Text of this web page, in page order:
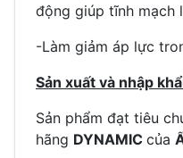
động giúp tĩnh mạch
-Làm giảm áp lực
Sản xuất và nhập
Sản phẩm đạt tiêu
hãng DYNAMIC của